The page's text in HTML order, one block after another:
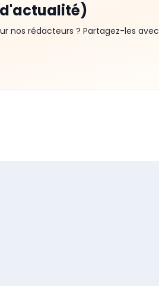
nos rédacteurs ? Partagez-les avec